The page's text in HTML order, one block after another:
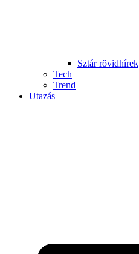
Sztár rövidhírek
Tech
Trend
Utazás